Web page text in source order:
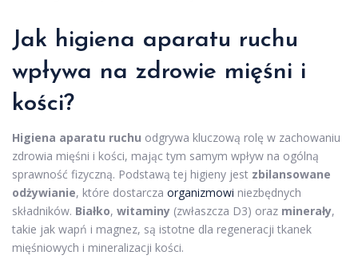
Jak higiena aparatu ruchu
wpływa na zdrowie mięśni i
kości?
Higiena aparatu ruchu odgrywa kluczową rolę w zachowaniu
zdrowia mięśni i kości, mając tym samym wpływ na ogólną
sprawność fizyczną. Podstawą tej higieny jest zbilansowane
odżywianie, które dostarcza organizmowi niezbędnych
składników. Białko, witaminy (zwłaszcza D3) oraz minerały,
takie jak wapń i magnez, są istotne dla regeneracji tkanek
mięśniowych i mineralizacji kości.